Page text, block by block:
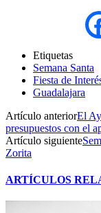
Etiquetas
Semana Santa
Fiesta de
Guadalajara
Artículo anteriorEl
presupuestos con el
Artículo siguiente
Zorita
ARTÍCULOS